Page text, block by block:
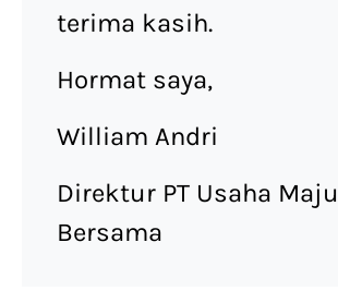
terima kasih.
Hormat saya,
William Andri
Direktur PT Usaha Maju
Bersama